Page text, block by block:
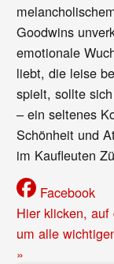
Goodwins
emotionale
liebt, die leise
spielt, sollte
– ein seltenes
Schönheit und
im Kaufleuten
Facebook
Hier klicken, auf
um alle
»